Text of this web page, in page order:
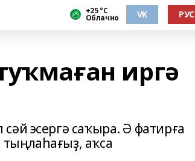
+25 °С
Облачно VK РУС
иргә
эсергә саҡыра. Ә фатирға
аҡса